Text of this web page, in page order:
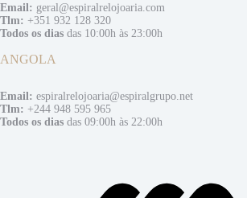
Email: geral@espiralrelojoaria.com
Tlm: +351 932 128 320
Todos os dias das 10:00h às 23:00h
ANGOLA
Email: espiralrelojoaria@espiralgrupo.net
Tlm: +244 948 595 965
Todos os dias das 09:00h às 22:00h